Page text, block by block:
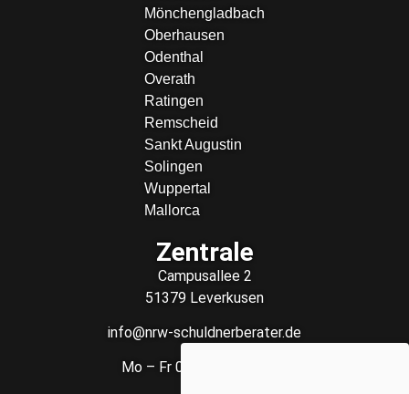
Mönchengladbach
Oberhausen
Odenthal
Overath
Ratingen
Remscheid
Sankt Augustin
Solingen
Wuppertal
Mallorca
Zentrale
Campusallee 2
51379 Leverkusen
info@nrw-schuldnerberater.de
Mo – Fr 08:00 – 18:00 Uhr